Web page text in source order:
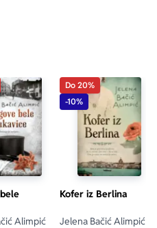
Alimpić
Do 20%
-10%
Kofer iz Berlina
Jelena Bačić Alimpić